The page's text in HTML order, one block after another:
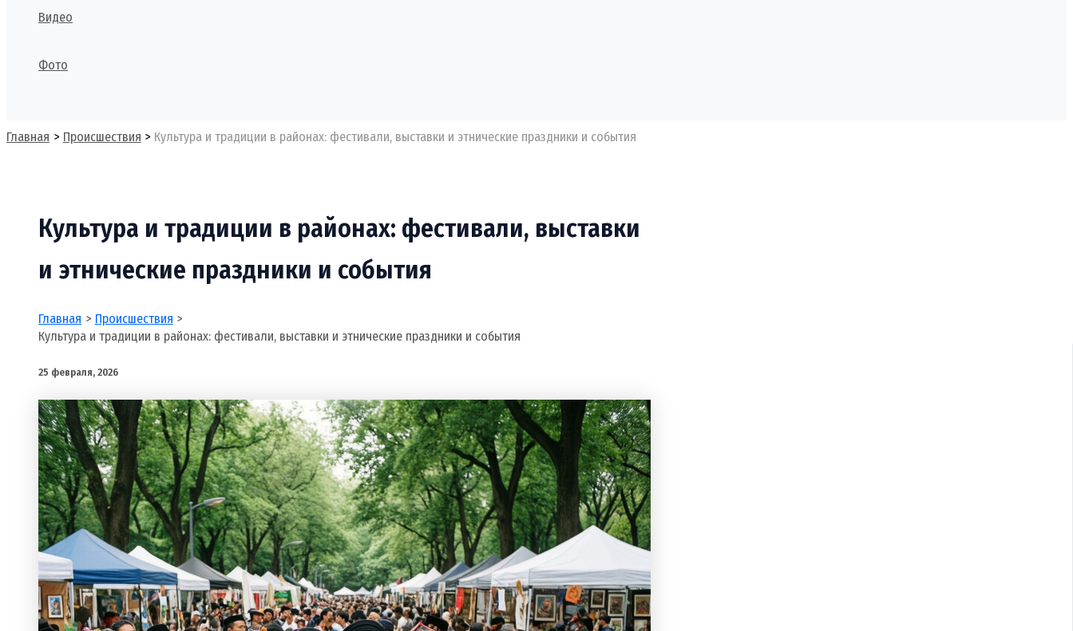
Видео
Фото
Главная Происшествия Культура и традиции в районах: фестивали, выставки и этнические праздники и события
Культура и традиции в районах: фестивали, выставки
и этнические праздники и события
Главная
Происшествия
Культура и традиции в районах: фестивали, выставки и этнические праздники и события
25 февраля, 2026